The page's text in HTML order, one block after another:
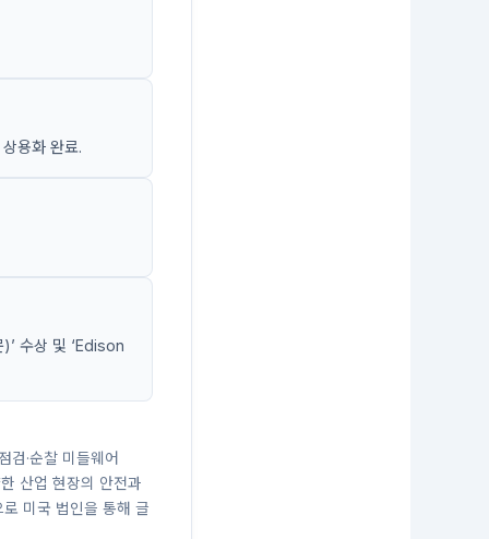
용화 완료.
수상 및 ‘Edison
·순찰 미들웨어
산업 현장의 안전과
미국 법인을 통해 글